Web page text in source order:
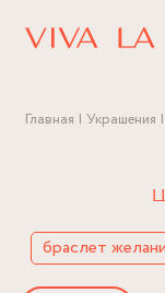
Главная Украшения
браслет